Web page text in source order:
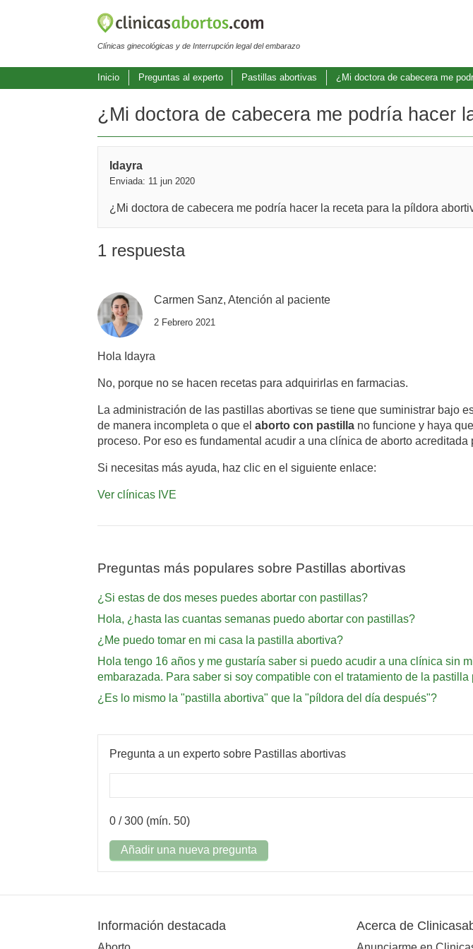
Clínicas ginecológicas y de Interrupción legal del embarazo
Inicio Preguntas al experto Pastillas abortivas ¿Mi doctora de cabecera me
¿Mi doctora de cabecera me podría hacer
Idayra
Enviada: 11 jun 2020
¿Mi doctora de cabecera me podría hacer la receta para la píldora
1 respuesta
Carmen Sanz, Atención al paciente
2 Febrero 2021
Hola Idayra
No, porque no se hacen recetas para adquirirlas en farmacias.
La administración de las pastillas abortivas se tiene que suministrar bajo
de manera incompleta o que el aborto con pastilla no funcione y haya
proceso. Por eso es fundamental acudir a una clínica de aborto acreditada
Si necesitas más ayuda, haz clic en el siguiente enlace:
Ver clínicas IVE
Preguntas más populares sobre Pastillas abortivas
¿Si estas de dos meses puedes abortar con pastillas?
Hola, ¿hasta las cuantas semanas puedo abortar con pastillas?
¿Me puedo tomar en mi casa la pastilla abortiva?
Hola tengo 16 años y me gustaría saber si puedo acudir a una clínica sin
embarazada. Para saber si soy compatible con el tratamiento de la pastilla
¿Es lo mismo la "pastilla abortiva" que la "píldora del día después"?
Pregunta a un experto sobre Pastillas abortivas
0 / 300 (mín. 50)
Añadir una nueva pregunta
Información destacada Acerca de